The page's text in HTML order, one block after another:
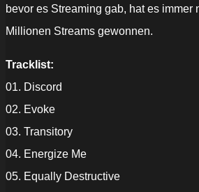
bevor es Streaming gab, hat es immer
Millionen Streams gewonnen.
Tracklist:
01. Discord
02. Evoke
03. Transitory
04. Energize Me
05. Equally Destructive